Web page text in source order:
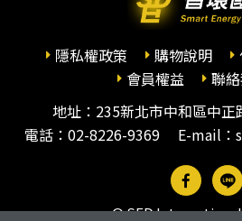
隱私權政策 購物說明
會員權益
聯
地址：235新北市中和區中正
電話： 02-8226-9369 E-mail：
© SED International